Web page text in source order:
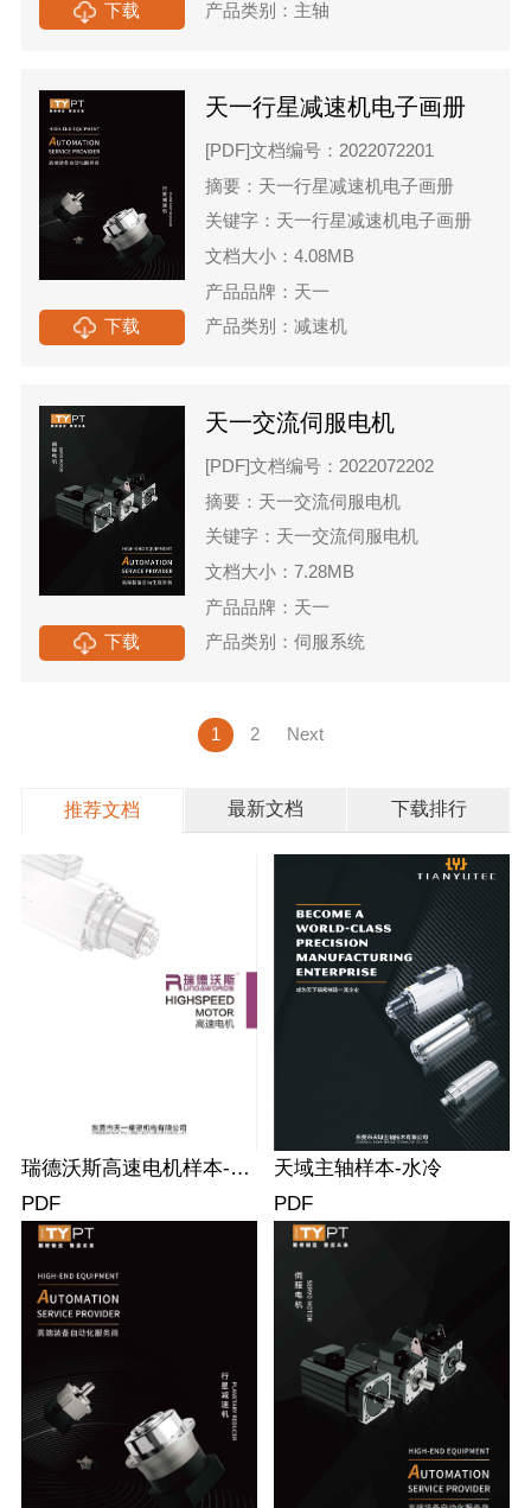
产品类别：主轴
下载
天一行星减速机电子画册
[PDF]文档编号：2022072201
摘要：天一行星减速机电子画册
关键字：天一行星减速机电子画册
文档大小：4.08MB
产品品牌：天一
产品类别：减速机
下载
天一交流伺服电机
[PDF]文档编号：2022072202
摘要：天一交流伺服电机
关键字：天一交流伺服电机
文档大小：7.28MB
产品品牌：天一
产品类别：伺服系统
下载
1 2 Next
推荐文档 最新文档 下载排行
瑞德沃斯高速电机样本-风
冷
PDF
天域主轴样本-水冷
PDF